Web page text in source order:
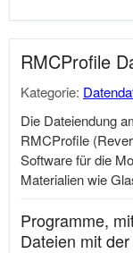
RMCProfile
Kategorie:
Die Dateiendung
RMCProfile
Software für die
Materialien wie
Programme,
Dateien mit